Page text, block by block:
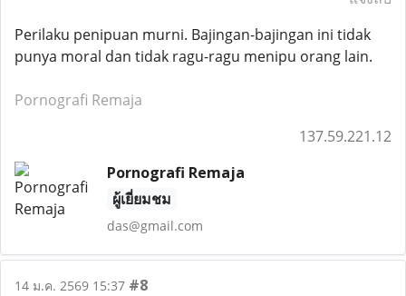
Perilaku penipuan murni. Bajingan-bajingan ini tidak
punya moral dan tidak ragu-ragu menipu orang lain.
Pornografi Remaja
137.59.221.12
Pornografi Remaja
ผู้เยี่ยมชม
das@gmail.com
14 ม.ค. 2569 15:37 #8